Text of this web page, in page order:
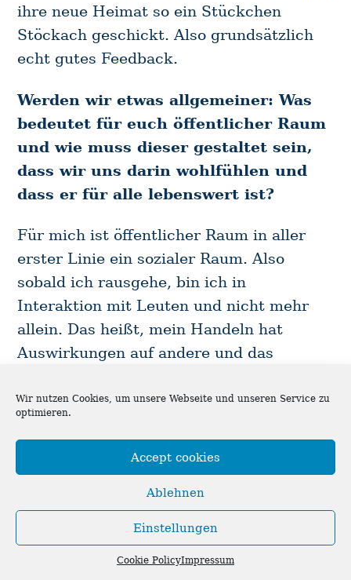
Wir nutzen Cookies, um unsere Webseite und unseren Service zu
optimieren.
Accept cookies
Ablehnen
Einstellungen
Cookie PolicyImpressum
ihre neue Heimat so ein Stückchen
Stöckach geschickt. Also grundsätzlich
echt gutes Feedback.
Werden wir etwas allgemeiner: Was
bedeutet für euch öffentlicher Raum
und wie muss dieser gestaltet sein,
dass wir uns darin wohlfühlen und
dass er für alle lebenswert ist?
Für mich ist öffentlicher Raum in aller
erster Linie ein sozialer Raum. Also
sobald ich rausgehe, bin ich in
Interaktion mit Leuten und nicht mehr
allein. Das heißt, mein Handeln hat
Auswirkungen auf andere und das
auf mich. Werden wir uns dessen alle ein
bisschen bewusster, dann könnten wir es
machen. Dann könnte der Weg zur Arbeit
netter sein als er ist, wenn wir nicht alle
in der Bahn so tun würden, als würden
wir einander einfach nicht bemerken. Ich
glaube, das entscheidende für mich am